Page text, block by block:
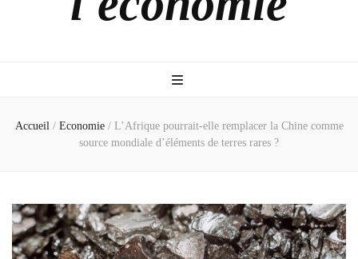
Accueil / Economie / L’Afrique pourrait-elle remplacer la Chine comme
source mondiale d’éléments de terres rares ?